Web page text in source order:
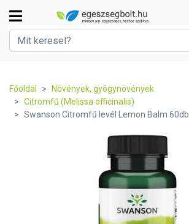
Főoldal
Növények, gyógynövények
Citromfű (Melissa officinalis)
Swanson Citromfű levél Lemon Balm 60db